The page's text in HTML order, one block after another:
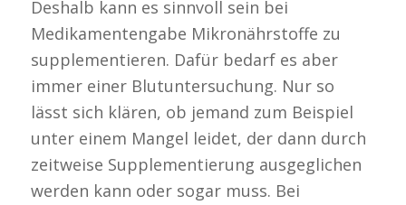
Deshalb kann es sinnvoll sein bei
Medikamentengabe Mikronährstoffe zu
supplementieren. Dafür bedarf es aber
immer einer Blutuntersuchung. Nur so
lässt sich klären, ob jemand zum Beispiel
unter einem Mangel leidet, der dann durch
zeitweise Supplementierung ausgeglichen
werden kann oder sogar muss. Bei